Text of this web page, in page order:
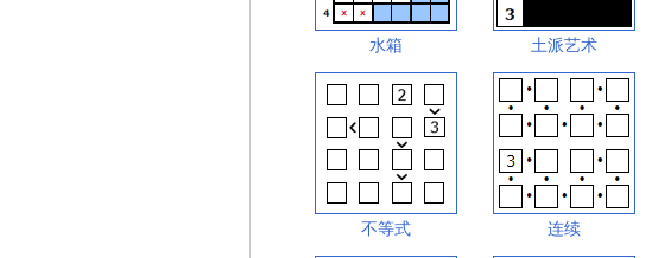
水箱 土派艺术
不等式 连续